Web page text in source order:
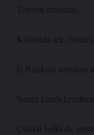
Telefon cebimde.
Kafamda tek cümle
İş Bankası sermaye
Sonra kendi
Çünkü belki de